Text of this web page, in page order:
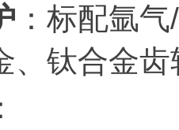
：标配氩
、钛合金